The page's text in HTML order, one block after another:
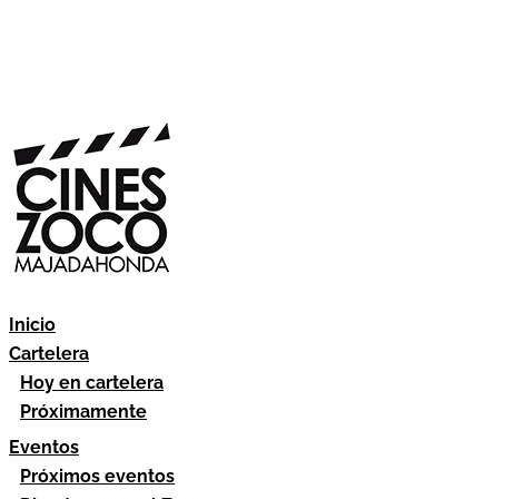
Inicio
Cartelera
Hoy en cartelera
Próximamente
Eventos
Próximos eventos